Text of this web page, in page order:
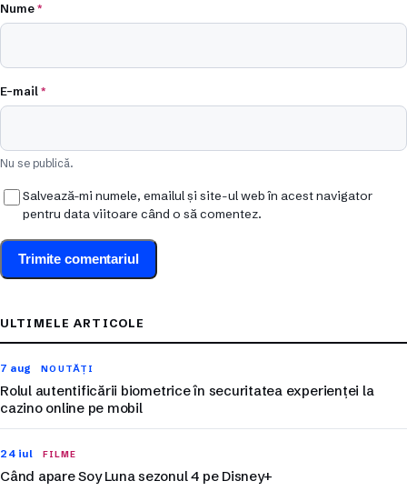
Nume*
E-mail*
Nu se publică.
Salvează-mi numele, emailul și site-ul web în acest navigator
pentru data viitoare când o să comentez.
ULTIMELE ARTICOLE
7 aug NOUTĂȚI
Rolul autentificării biometrice în securitatea experienței la
cazino online pe mobil
24 iul FILME
Când apare Soy Luna sezonul 4 pe Disney+